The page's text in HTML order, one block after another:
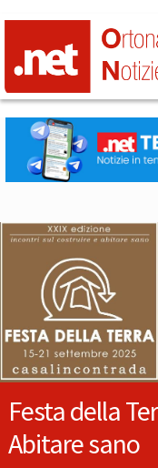
Festa della
Abitare sano